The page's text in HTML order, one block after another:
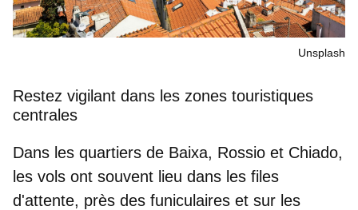
Unsplash
Restez vigilant dans les zones touristiques
centrales
Dans les quartiers de Baixa, Rossio et Chiado,
les vols ont souvent lieu dans les files
d'attente, près des funiculaires et sur les